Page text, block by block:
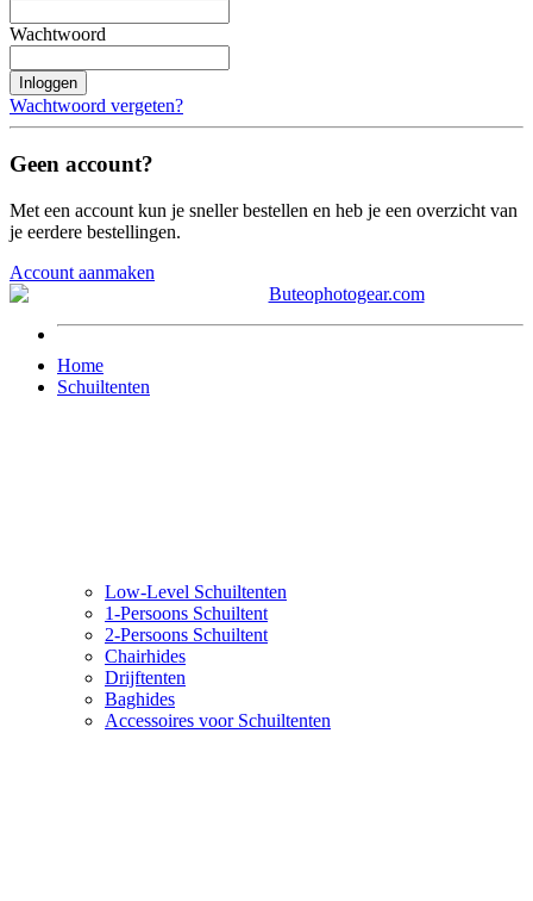
Wachtwoord
Inloggen
Wachtwoord vergeten?
Geen account?
Met een account kun je sneller bestellen en heb je een overzicht van
je eerdere bestellingen.
Account aanmaken
Home
Schuiltenten
Low-Level Schuiltenten
1-Persoons Schuiltent
2-Persoons Schuiltent
Chairhides
Drijftenten
Baghides
Accessoires voor Schuiltenten